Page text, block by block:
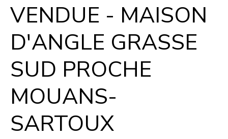
VENDUE - MAISON
D'ANGLE GRASSE
SUD PROCHE
MOUANS-
SARTOUX